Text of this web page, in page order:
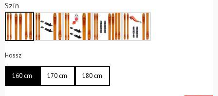
4.85
5-ből,
értékelés
alapján
Szín
Hossz
160 cm 170 cm 180 cm